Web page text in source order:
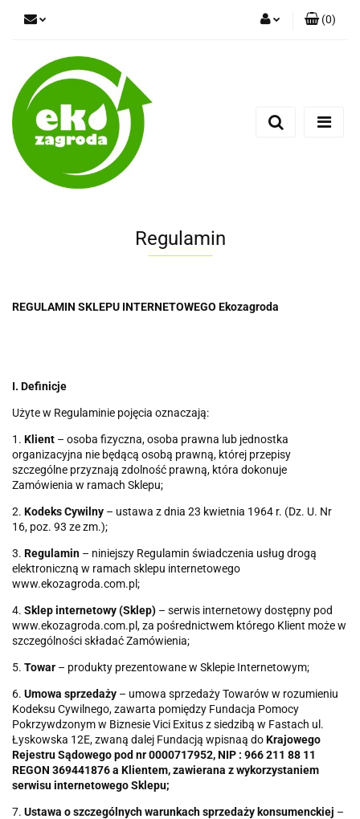
(0)
Regulamin
REGULAMIN SKLEPU INTERNETOWEGO Ekozagroda
I. Definicje
Użyte w Regulaminie pojęcia oznaczają:
1. Klient – osoba fizyczna, osoba prawna lub jednostka
organizacyjna nie będącą osobą prawną, której przepisy
szczególne przyznają zdolność prawną, która dokonuje
Zamówienia w ramach Sklepu;
2. Kodeks Cywilny – ustawa z dnia 23 kwietnia 1964 r. (Dz. U. Nr
16, poz. 93 ze zm.);
3. Regulamin – niniejszy Regulamin świadczenia usług drogą
elektroniczną w ramach sklepu internetowego
www.ekozagroda.com.pl;
4. Sklep internetowy (Sklep) – serwis internetowy dostępny pod
www.ekozagroda.com.pl, za pośrednictwem którego Klient może w
szczególności składać Zamówienia;
5. Towar – produkty prezentowane w Sklepie Internetowym;
6. Umowa sprzedaży – umowa sprzedaży Towarów w rozumieniu
Kodeksu Cywilnego, zawarta pomiędzy Fundacja Pomocy
Pokrzywdzonym w Biznesie Vici Exitus z siedzibą w Fastach ul.
Łyskowska 12E, zwaną dalej Fundacją wpisnaą doKrajowego
Rejestru Sądowego pod nr 0000717952, NIP : 966 211 88 11
REGON 369441876 a Klientem, zawierana z wykorzystaniem
serwisu internetowego Sklepu;
7. Ustawa o szczególnych warunkach sprzedaży konsumenckiej –